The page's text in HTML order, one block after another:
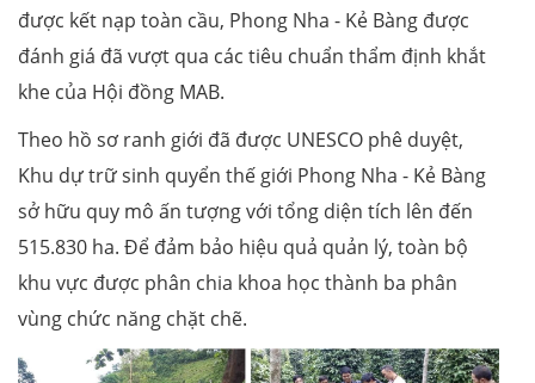
được kết nạp toàn cầu, Phong Nha - Kẻ Bàng được
đánh giá đã vượt qua các tiêu chuẩn thẩm định khắt
khe của Hội đồng MAB.
Theo hồ sơ ranh giới đã được UNESCO phê duyệt,
Khu dự trữ sinh quyển thế giới Phong Nha - Kẻ Bàng
sở hữu quy mô ấn tượng với tổng diện tích lên đến
515.830 ha. Để đảm bảo hiệu quả quản lý, toàn bộ
khu vực được phân chia khoa học thành ba phân
vùng chức năng chặt chẽ.